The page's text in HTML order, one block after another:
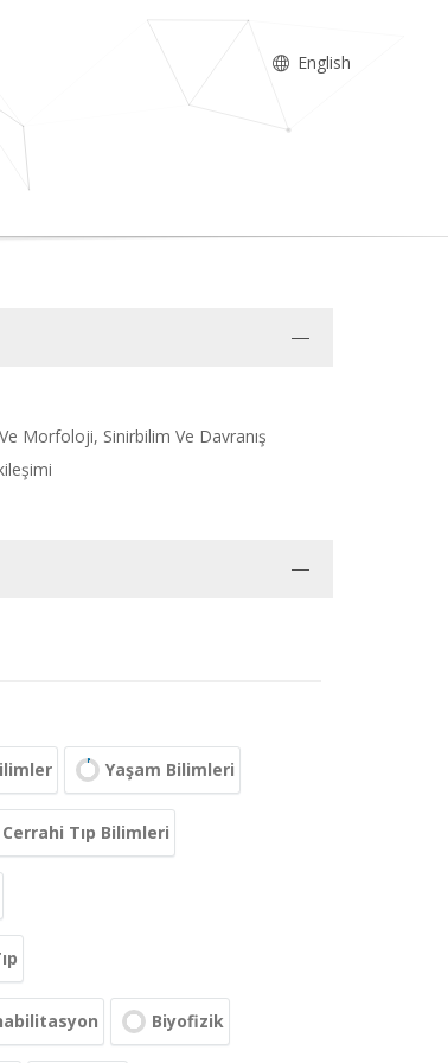
English
Morfoloji, Sinirbilim Ve Davranış
Yaşam Bilimleri
Cerrahi Tıp Bilimleri
Biyofizik